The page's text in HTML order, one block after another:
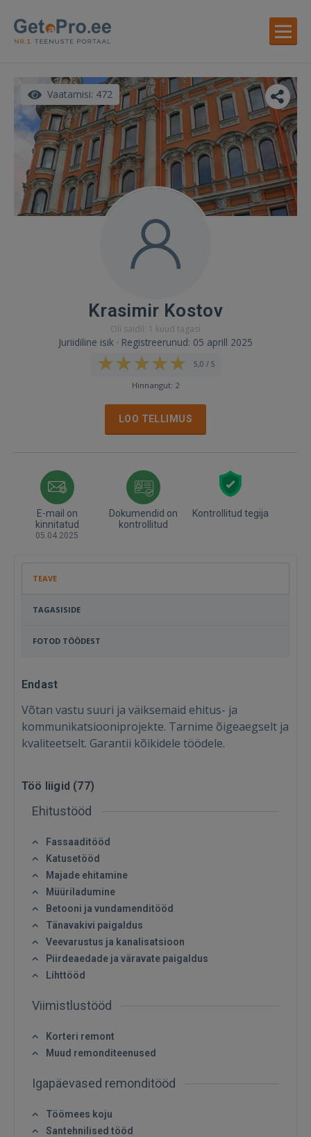
Vaatamisi: 472
Krasimir Kostov
Oli saidil: 1 kuud tagasi
Juriidiline isik · Registreerunud: 05 aprill 2025
5,0 / 5
Hinnangut: 2
LOO TELLIMUS
E-mail on
kinnitatud
05.04.2025
Dokumendid on
kontrollitud
Kontrollitud tegija
TEAVE
TAGASISIDE
FOTOD TÖÖDEST
Endast
Võtan vastu suuri ja väiksemaid ehitus- ja
kommunikatsiooniprojekte. Tarnime õigeaegselt ja
kvaliteetselt. Garantii kõikidele töödele.
Töö liigid (77)
Ehitustööd
Fassaaditööd
Katusetööd
Majade ehitamine
Müüriladumine
Betooni ja vundamenditööd
Tänavakivi paigaldus
Veevarustus ja kanalisatsioon
Piirdeaedade ja väravate paigaldus
Lihttööd
Viimistlustööd
Korteri remont
Muud remonditeenused
Igapäevased remonditööd
Töömees koju
Santehnilised tööd